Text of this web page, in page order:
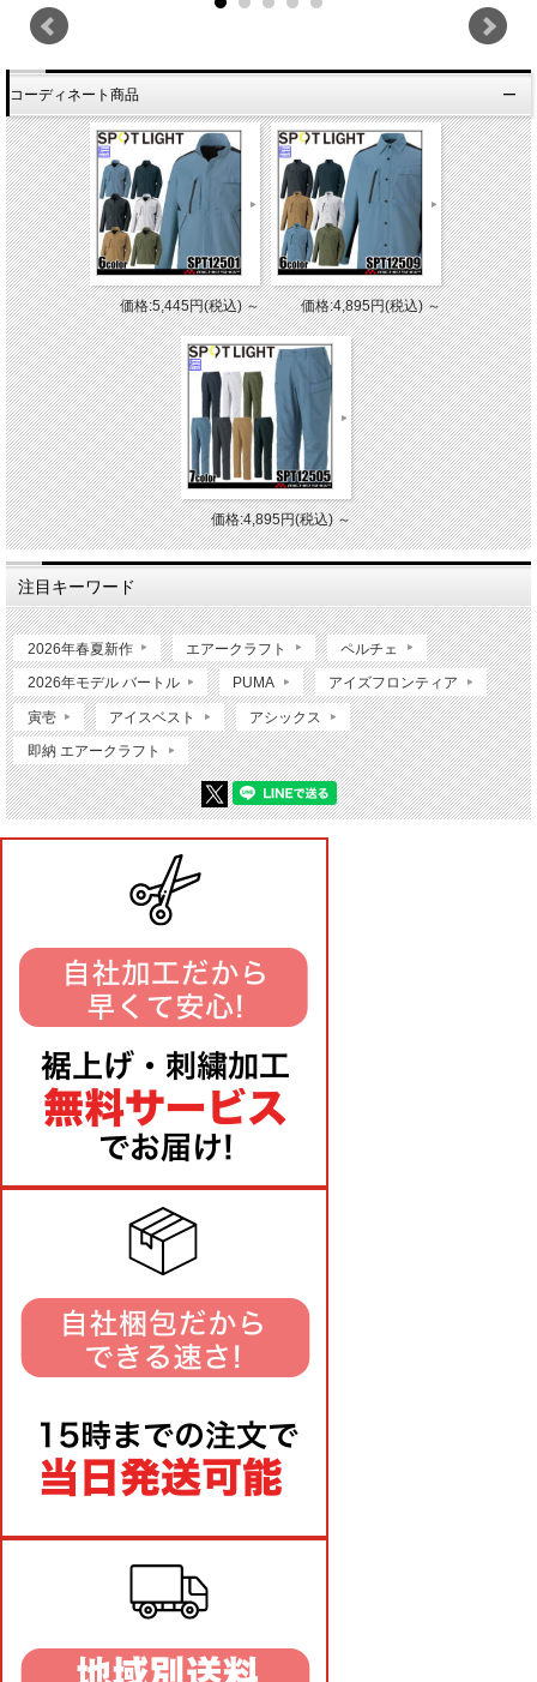
コーディネート商品
価格:5,445円(税込)～ 価格:4,895円(税込)～
価格:4,895円(税込)～
注目キーワード
2026年春夏新作 エアークラフト ペルチェ
2026年モデル バートル PUMA アイズフロンティア
寅壱 アイスベスト アシックス
即納 エアークラフト